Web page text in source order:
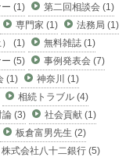
(1)
第二回相談会 (1)
専門家 (1)
法務局 (1)
(1)
無料雑誌 (1)
(5)
事例発表会 (7)
(1)
神奈川 (1)
相続トラブル (4)
論 (3)
社会貢献 (1)
板倉富男先生 (2)
株式会社八十二銀行 (5)